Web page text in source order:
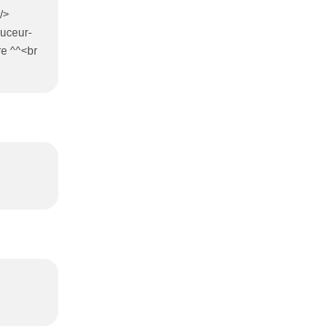
>
^^<br